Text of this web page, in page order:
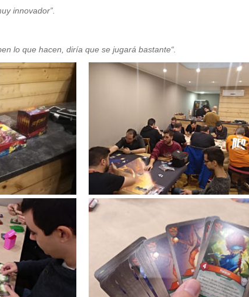
innovador”.
lo que hacen, diría que se jugará bastante“.